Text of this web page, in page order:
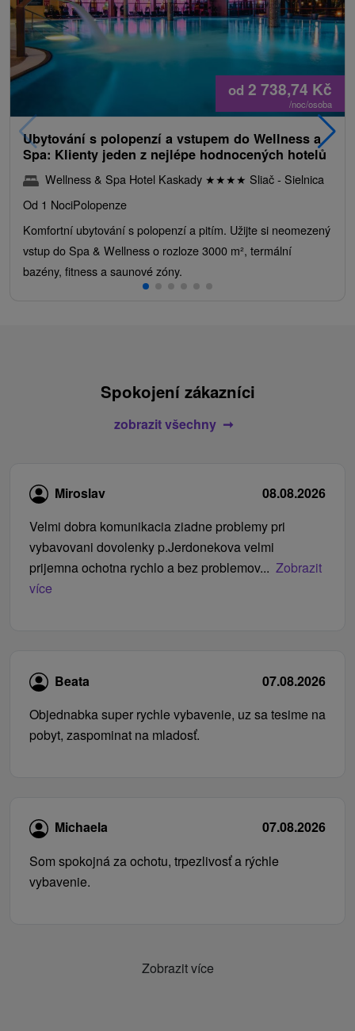
od 2 738,74 Kč
/noc/osoba
Ubytování s polopenzí a vstupem do Wellness a
Spa: Klienty jeden z nejlépe hodnocených hotelů
Wellness & Spa Hotel Kaskady ★★★★ Sliač - Sielnica
Od 1 NociPolopenze
Komfortní ubytování s polopenzí a pitím. Užijte si neomezený
vstup do Spa & Wellness o rozloze 3000 m², termální
bazény, fitness a saunové zóny.
Spokojení zákazníci
zobrazit všechny
Miroslav
08.08.2026
Velmi dobra komunikacia ziadne problemy pri
vybavovani dovolenky p.Jerdonekova velmi
prijemna ochotna rychlo a bez problemov... Zobrazit
více
Beata
07.08.2026
Objednabka super rychle vybavenie, uz sa tesime na
pobyt, zaspominat na mladosť.
Michaela
07.08.2026
Som spokojná za ochotu, trpezlivosť a rýchle
vybavenie.
Zobrazit více